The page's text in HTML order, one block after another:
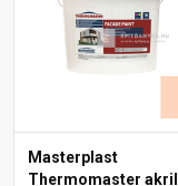
Masterplast
Thermomaster akril